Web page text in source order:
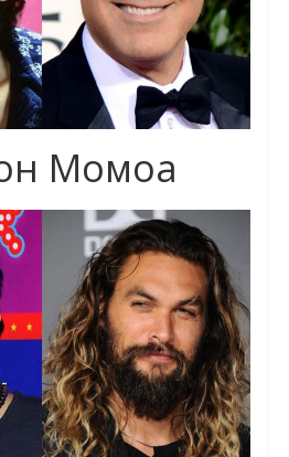
Момоа